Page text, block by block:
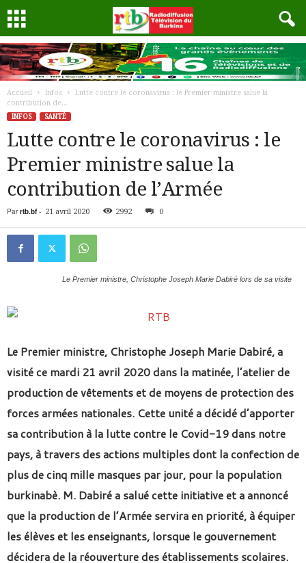
Accueil Infos
Lutte contre le coronavirus : le Premier ministre salue la
contribution de...
INFOS
SANTÉ
Lutte contre le coronavirus : le
Premier ministre salue la
contribution de l’Armée
Par rtb.bf- 21 avril 2020 2992 0
Le Premier ministre, Christophe Joseph Marie Dabiré lors de sa visite
Le Premier ministre, Christophe Joseph Marie Dabiré, a
visité ce mardi 21 avril 2020 dans la matinée, l’atelier de
production de vêtements et de moyens de protection des
forces armées nationales. Cette unité a décidé d’apporter
sa contribution à la lutte contre le Covid-19 dans notre
pays, à travers des actions multiples dont la confection de
plus de cinq mille masques par jour, pour la population
burkinabè. M. Dabiré a salué cette initiative et a annoncé
que la production de l’Armée servira en priorité, à équiper
les élèves et les enseignants, lorsque le gouvernement
décidera de la réouverture des établissements scolaires.